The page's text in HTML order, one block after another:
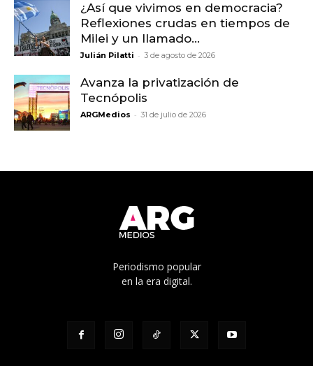
¿Así que vivimos en democracia?
Reflexiones crudas en tiempos de
Milei y un llamado...
Julián Pilatti - 3 de agosto de 2026
Avanza la privatización de
Tecnópolis
ARGMedios - 31 de julio de 2026
Periodismo popular
en la era digital.